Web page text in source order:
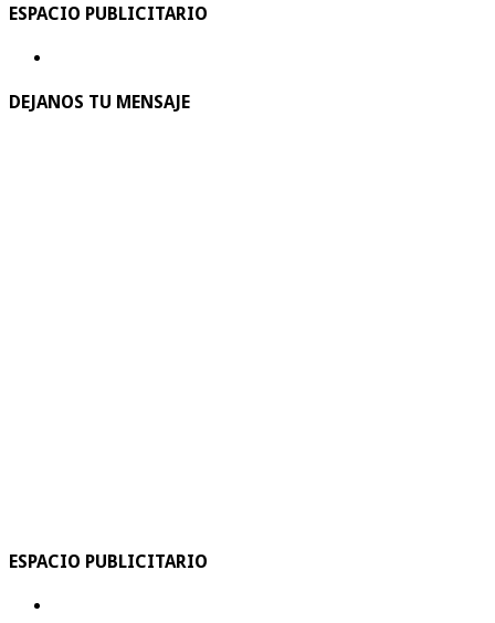
ESPACIO PUBLICITARIO
DEJANOS TU MENSAJE
ESPACIO PUBLICITARIO